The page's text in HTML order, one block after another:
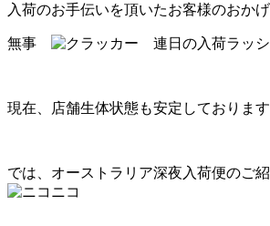
入荷のお手伝いを頂いたお客様のおかげ
無事 連日の入荷ラッシ
現在、店舗生体状態も安定しておりま
では、オーストラリア深夜入荷便のご